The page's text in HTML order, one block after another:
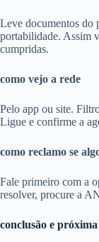
Leve documentos do
portabilidade. Assim
cumpridas.
como vejo a rede
Pelo app ou site.
Ligue e confirme a
como reclamo se
Fale primeiro com a
resolver, procure a
conclusão e próxima